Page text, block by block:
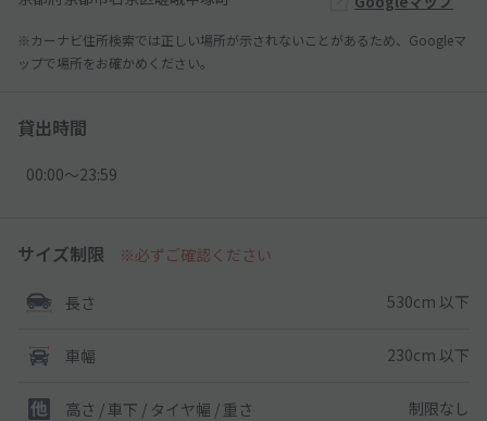
※カーナビ住所検索では正しい場所が示されないことがあるため、Googleマ
ップで場所をお確かめください。
貸出時間
00:00〜23:59
サイズ制限 ※必ずご確認ください
長さ 530cm 以下
車幅 230cm 以下
高さ / 車下 / タイヤ幅 / 重さ 制限なし